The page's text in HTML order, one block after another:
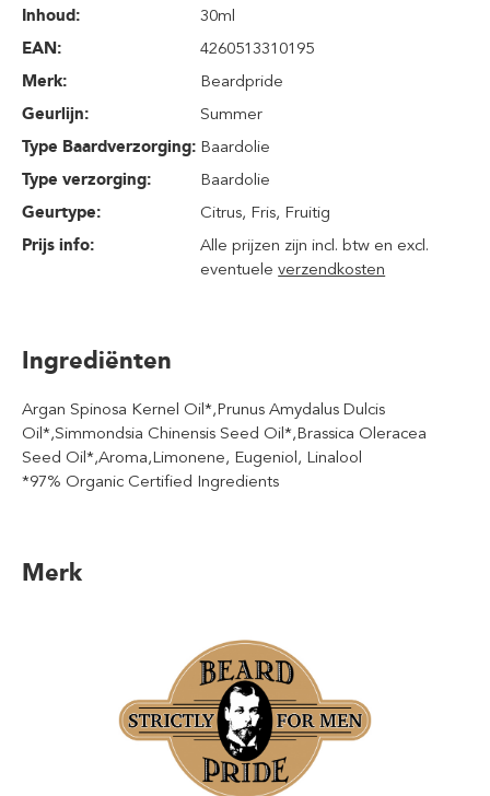
Inhoud:
30ml
EAN:
4260513310195
Merk:
Beardpride
Geurlijn:
Summer
Type Baardverzorging: Baardolie
Type verzorging:
Baardolie
Geurtype:
Citrus, Fris, Fruitig
Prijs info:
Alle prijzen zijn incl. btw en excl.
eventueleverzendkosten
Ingrediënten
Argan Spinosa Kernel Oil*,Prunus Amydalus Dulcis
Oil*,Simmondsia Chinensis Seed Oil*,Brassica Oleracea
Seed Oil*,Aroma,Limonene, Eugeniol, Linalool
*97% Organic Certified Ingredients
Merk